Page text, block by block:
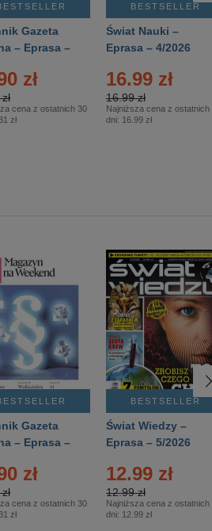
Gazeta
– Eprasa –
zł
cena z ostatnich 30
zł
BESTSELLER
Świat Nauki –
Eprasa – 4/2026
16.99 zł
16.99 zł
Najniższa cena z ostatnich
dni: 16.99 zł
Gazeta
– Eprasa –
zł
cena z ostatnich 30
zł
BESTSELLER
Świat Wiedzy –
Eprasa – 5/2026
12.99 zł
12.99 zł
Najniższa cena z ostatnich
dni: 12.99 zł